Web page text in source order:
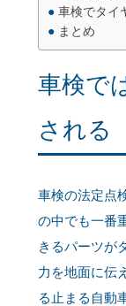
車検でタイ
まとめ
車検で
される
車検の法定点
の中でも一番
きるパーツが
力を地面に伝
る止まる自動